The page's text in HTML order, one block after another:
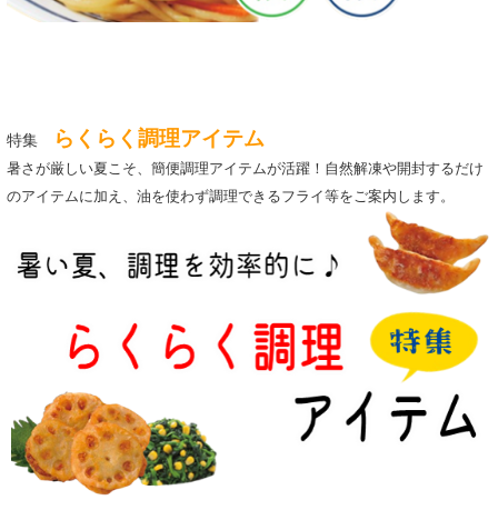
特集 らくらく調理アイテム
暑さが厳しい夏こそ、簡便調理アイテムが活躍！自然解凍や開封するだけ
のアイテムに加え、油を使わず調理できるフライ等をご案内します。